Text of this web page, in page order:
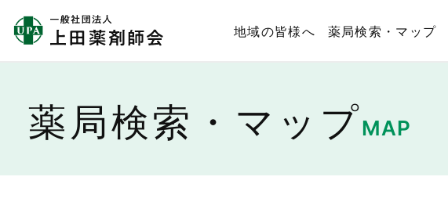
地域の皆様へ 薬局検索・マップ
薬局検索・マップMAP